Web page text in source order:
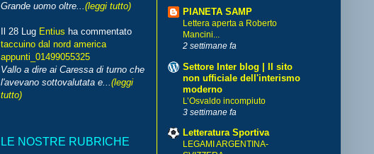
Grande uomo oltre...(leggi tutto)
Il 28 Lug Entius ha commentato
taccuino dal nord america
appunti_01499055325
Vallo a dire ai Caressa di turno che
l'avevano sottovalutata e...(leggi
tutto)
LE NOSTRE RUBRICHE
PIANETA SAMP
Lettera aperta a Roberto
Mancini...
2 settimane fa
Settore Inter blog | Il sito
non ufficiale dell'interismo
moderno
L’Osvaldo incompiuto
3 settimane fa
Letteratura Sportiva
LEGAMI ARGENTINA-